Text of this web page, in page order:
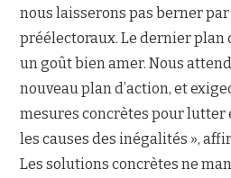
nous laisserons pas berner
préélectoraux. Le dernier plan
un goût bien amer. Nous
nouveau plan d’action, et
mesures concrètes pour lutter
les causes des inégalités »,
Les solutions concrètes ne